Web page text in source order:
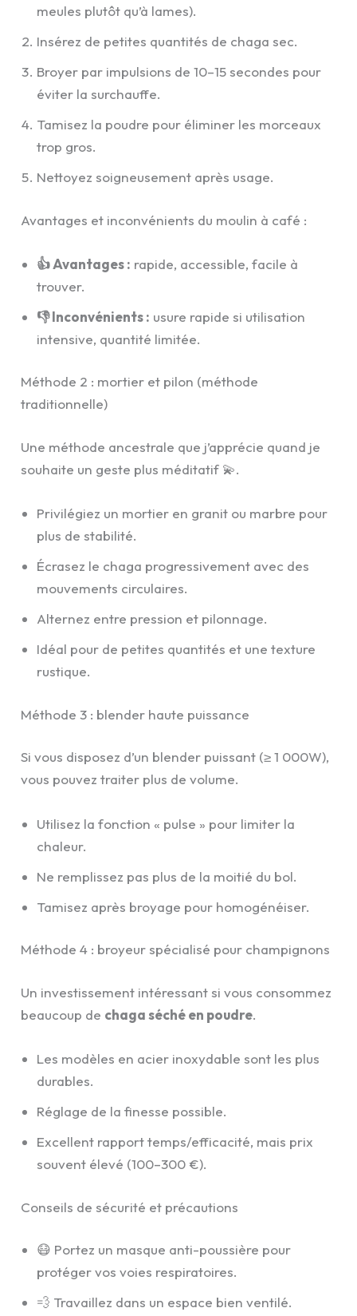
meules plutôt qu’à lames).
Insérez de petites quantités de chaga sec.
Broyer par impulsions de 10–15 secondes pour
éviter la surchauffe.
Tamisez la poudre pour éliminer les morceaux
trop gros.
Nettoyez soigneusement après usage.
Avantages et inconvénients du moulin à café :
👍 Avantages : rapide, accessible, facile à
trouver.
👎 Inconvénients : usure rapide si utilisation
intensive, quantité limitée.
Méthode 2 : mortier et pilon (méthode
traditionnelle)
Une méthode ancestrale que j’apprécie quand je
souhaite un geste plus méditatif 💫.
Privilégiez un mortier en granit ou marbre pour
plus de stabilité.
Écrasez le chaga progressivement avec des
mouvements circulaires.
Alternez entre pression et pilonnage.
Idéal pour de petites quantités et une texture
rustique.
Méthode 3 : blender haute puissance
Si vous disposez d’un blender puissant (≥ 1 000W),
vous pouvez traiter plus de volume.
Utilisez la fonction « pulse » pour limiter la
chaleur.
Ne remplissez pas plus de la moitié du bol.
Tamisez après broyage pour homogénéiser.
Méthode 4 : broyeur spécialisé pour champignons
Un investissement intéressant si vous consommez
beaucoup de chaga séché en poudre.
Les modèles en acier inoxydable sont les plus
durables.
Réglage de la finesse possible.
Excellent rapport temps/efficacité, mais prix
souvent élevé (100–300 €).
Conseils de sécurité et précautions
😷 Portez un masque anti-poussière pour
protéger vos voies respiratoires.
💨 Travaillez dans un espace bien ventilé.